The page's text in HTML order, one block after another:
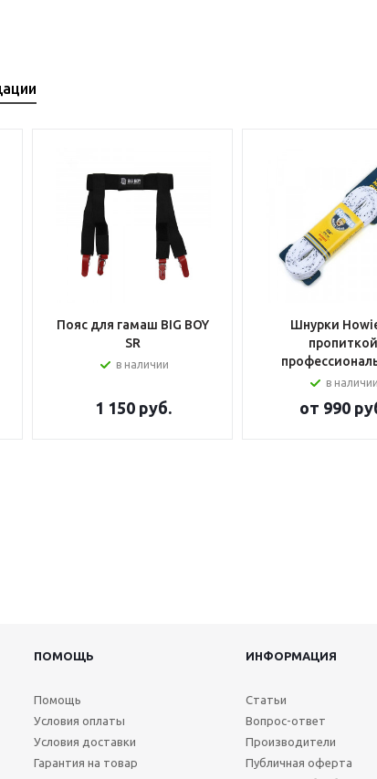
Пояс для гамаш BIG BOY
SR
в наличии
1 150руб.
Шнурки
пропиткой
в наличии
от 990
ПОМОЩЬ
ИНФОРМАЦИЯ
Помощь
Условия оплаты
Условия доставки
Гарантия на товар
Статьи
Вопрос-ответ
Производители
Публичная оферта